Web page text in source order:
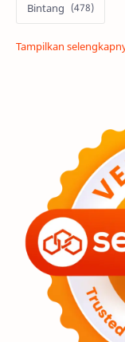
Bintang
Alam semesta
Premium
Penelitian
Luar Angkasa
Supernova